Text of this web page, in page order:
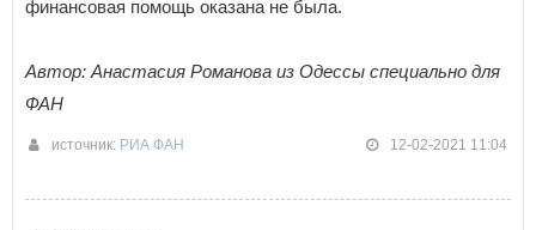
финансовая помощь оказана не была.
Автор: Анастасия Романова из Одессы специально для
ФАН
источник: РИА ФАН 12-02-2021 11:04